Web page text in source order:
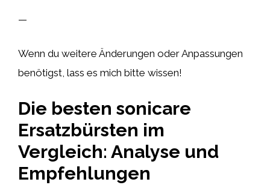
—
Wenn du weitere Änderungen oder Anpassungen
benötigst, lass es mich bitte wissen!
Die besten sonicare
Ersatzbürsten im
Vergleich: Analyse und
Empfehlungen